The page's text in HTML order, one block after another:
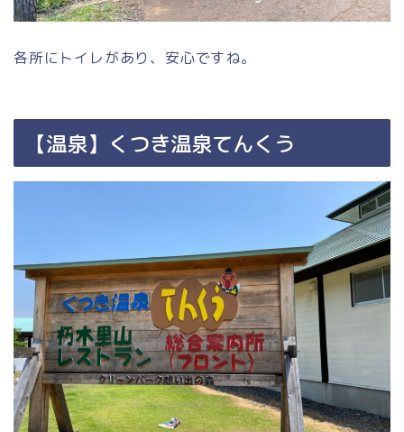
各所にトイレがあり、安心ですね。
【温泉】くつき温泉てんくう